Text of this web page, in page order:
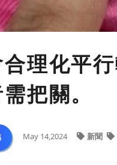
理化平
把關。
May 14,2024 新聞